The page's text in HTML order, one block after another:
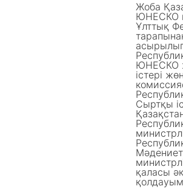
Жоба
ЮНЕСКО
Ұлттық
ЮНЕСКО
істері
Сыртқы
қаласы